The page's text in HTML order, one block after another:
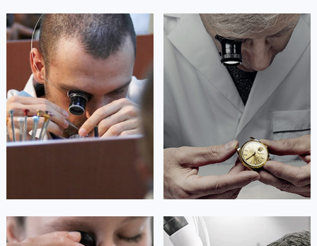
杰登·奥斯卡里昂
资深阿玛尼技师
是重庆黔江区阿玛尼售后服务中心
(阿玛尼维修保养中心)
的高级技师之一
Chongqing Armani Maintain center
 重庆黔江区阿玛尼维修
查尔斯·彼得艾伯特
资深阿玛尼技师
是重庆涪陵区阿玛尼售后服务中心
(阿玛尼维修保养中心)
的高级技师之一
Chongqing Armani Maintain center
 重庆涪陵区阿玛尼维修
安尼塔·阿普里尔 贝亚特·布兰奇